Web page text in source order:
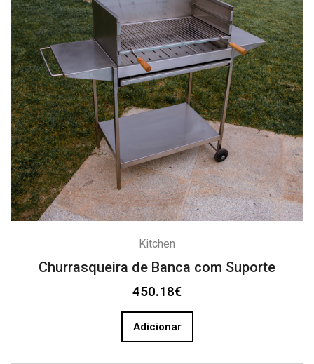
Kitchen
Churrasqueira de Banca com Suporte
450.18€
Adicionar